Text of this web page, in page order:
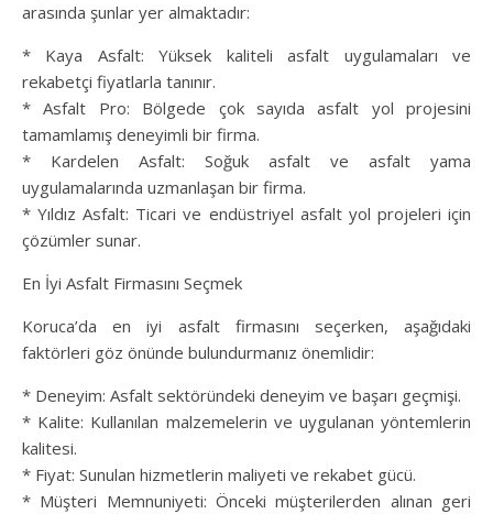
arasında şunlar yer almaktadır:
* Kaya Asfalt: Yüksek kaliteli asfalt uygulamaları ve
rekabetçi fiyatlarla tanınır.
* Asfalt Pro: Bölgede çok sayıda asfalt yol projesini
tamamlamış deneyimli bir firma.
* Kardelen Asfalt: Soğuk asfalt ve asfalt yama
uygulamalarında uzmanlaşan bir firma.
* Yıldız Asfalt: Ticari ve endüstriyel asfalt yol projeleri için
çözümler sunar.
En İyi Asfalt Firmasını Seçmek
Koruca’da en iyi asfalt firmasını seçerken, aşağıdaki
faktörleri göz önünde bulundurmanız önemlidir:
* Deneyim: Asfalt sektöründeki deneyim ve başarı geçmişi.
* Kalite: Kullanılan malzemelerin ve uygulanan yöntemlerin
kalitesi.
* Fiyat: Sunulan hizmetlerin maliyeti ve rekabet gücü.
* Müşteri Memnuniyeti: Önceki müşterilerden alınan geri